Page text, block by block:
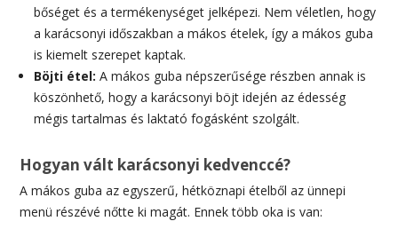
bőséget és a termékenységet jelképezi. Nem véletlen, hogy
a karácsonyi időszakban a mákos ételek, így a mákos guba
is kiemelt szerepet kaptak.
Böjti étel: A mákos guba népszerűsége részben annak is
köszönhető, hogy a karácsonyi böjt idején az édesség
mégis tartalmas és laktató fogásként szolgált.
Hogyan vált karácsonyi kedvenccé?
A mákos guba az egyszerű, hétköznapi ételből az ünnepi
menü részévé nőtte ki magát. Ennek több oka is van: